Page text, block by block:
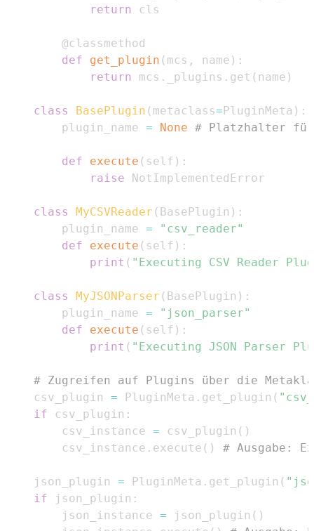
return
@classmethod
def
get_plugin ( mcs , name ) :
return
mcs . _plugins . get ( name )
class BasePlugin ( metaclass=PluginMeta ) :
    plugin_name
= None # Platzhalter für
def execute ( self ) :
raise
class MyCSVReader ( BasePlugin ) :
    plugin_name
=
"csv_reader"
def
execute ( self ) :
print ( "Executing CSV Reader
class MyJSONParser ( BasePlugin ) :
    plugin_name
=
"json_parser"
def
execute ( self ) :
print ( "Executing JSON Parser
# Zugreifen auf Plugins über die
csv_plugin = PluginMeta . get_plugin (
if csv_plugin :
    csv_instance
= csv_plugin ( )
    csv_instance
. execute ( ) # Ausgabe:
json_plugin = PluginMeta . get_plugin (
if json_plugin :
    json_instance
= json_plugin ( )